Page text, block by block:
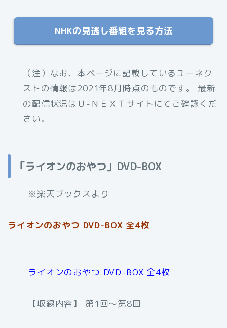
NHKの見逃し番組を見る方法
（注）なお、本ページに記載しているユーネク
ストの情報は2021年8月時点のものです。 最新
の配信状況はＵ-ＮＥＸＴサイトにてご確認くだ
さい。
「ライオンのおやつ」DVD-BOX
※楽天ブックスより
ライオンのおやつ DVD-BOX 全4枚
ライオンのおやつ DVD-BOX 全4枚
【収録内容】 第1回～第8回